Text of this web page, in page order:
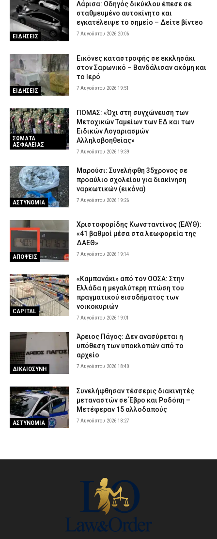
ΕΙΔΗΣΕΙΣ
Λάρισα: Οδηγός δικύκλου έπεσε σε
σταθμευμένο αυτοκίνητο και
εγκατέλειψε το σημείο – Δείτε βίντεο
7 Αυγούστου 2026 20:06
ΕΙΔΗΣΕΙΣ
Εικόνες καταστροφής σε εκκλησάκι
στον Σαρωνικό – Βανδάλισαν ακόμη και
το Ιερό
7 Αυγούστου 2026 19:51
ΣΩΜΑΤΑ
ΑΣΦΑΛΕΙΑΣ
ΠΟΜΑΣ: «Όχι στη συγχώνευση των
Μετοχικών Ταμείων των ΕΔ και των
Ειδικών Λογαριασμών
Αλληλοβοηθείας»
7 Αυγούστου 2026 19:39
ΑΣΤΥΝΟΜΙΑ
Μαρούσι: Συνελήφθη 35χρονος σε
προαύλιο σχολείου για διακίνηση
ναρκωτικών (εικόνα)
7 Αυγούστου 2026 19:26
ΑΠΟΨΕΙΣ
Χριστοφορίδης Κωνσταντίνος (ΕΑΥΘ):
«41 βαθμοί μέσα στα λεωφορεία της
ΔΑΕΘ»
7 Αυγούστου 2026 19:14
CAPITAL
«Καμπανάκι» από τον ΟΟΣΑ: Στην
Ελλάδα η μεγαλύτερη πτώση του
πραγματικού εισοδήματος των
νοικοκυριών
7 Αυγούστου 2026 19:01
ΔΙΚΑΙΟΣΥΝΗ
Άρειος Πάγος: Δεν ανασύρεται η
υπόθεση των υποκλοπών από το
αρχείο
7 Αυγούστου 2026 18:40
ΑΣΤΥΝΟΜΙΑ
Συνελήφθησαν τέσσερις διακινητές
μεταναστών σε Έβρο και Ροδόπη –
Μετέφεραν 15 αλλοδαπούς
7 Αυγούστου 2026 18:27